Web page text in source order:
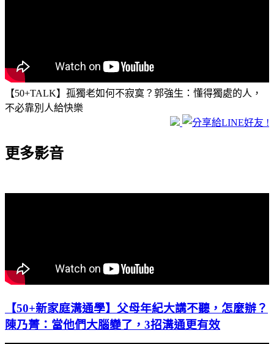
【50+TALK】孤獨老如何不寂寞？郭強生：懂得獨處的人，
不必靠別人給快樂
更多影音
【50+新家庭溝通學】父母年紀大講不聽，怎麼辦？
陳乃菁：當他們大腦變了，3招溝通更有效